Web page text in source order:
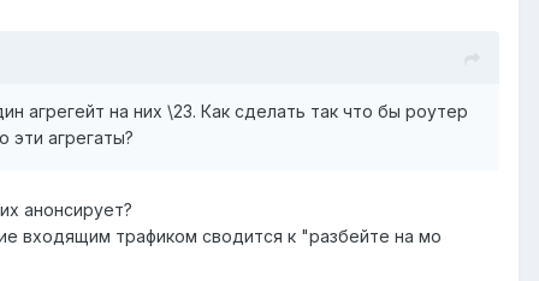
агрегейт на них \23. Как сделать так что бы роутер
агрегаты?
анонсирует?
входящим трафиком сводится к "разбейте на мо